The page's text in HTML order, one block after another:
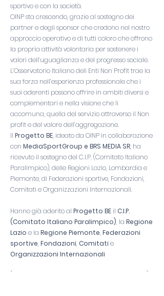
sportivo e con la società.
OINP sta crescendo, grazie al sostegno dei
partner e degli sponsor che credono nel nostro
approccio operativo e di tutti coloro che offrono
la propria attività volontaria per sostenere i
valori dell’uguaglianza e del progresso sociale.
L’Osservatorio Italiano deli Enti Non Profit trae la
sua forza nell’esperienza professionale che i
suoi aderenti possono offrire in ambiti diversi e
complementari e nella visione che li
accomuna, quella del servizio attraverso il Non
profit e del valore dell’aggregazione.
Il Progetto BE, ideato da OINP in collaborazione
con MediaSportGroup e BRS MEDIA SR, ha
ricevuto il sostegno del C.I.P. (Comitato Italiano
Paralimpico), delle Regioni Lazio, Lombardia e
Piemonte, di Federazioni sportive, Fondazioni,
Comitati e Organizzazioni Internazionali.
Hanno già aderito al Progetto BE il C.I.P.
(Comitato Italiano Paralimpico), la Regione
Lazio e la Regione Piemonte, Federazioni
sportive, Fondazioni, Comitati e
Organizzazioni Internazionali
(
)